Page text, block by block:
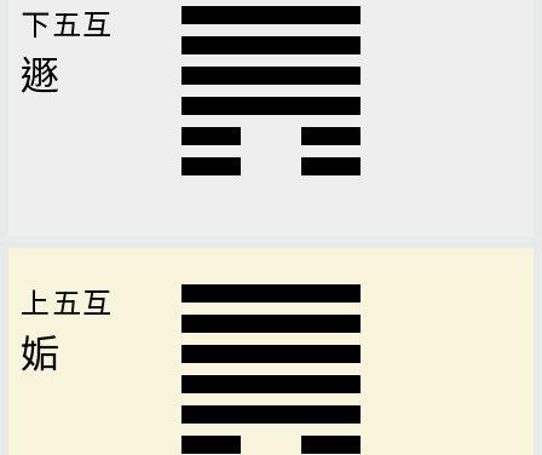
下五互
遯
上五互
姤